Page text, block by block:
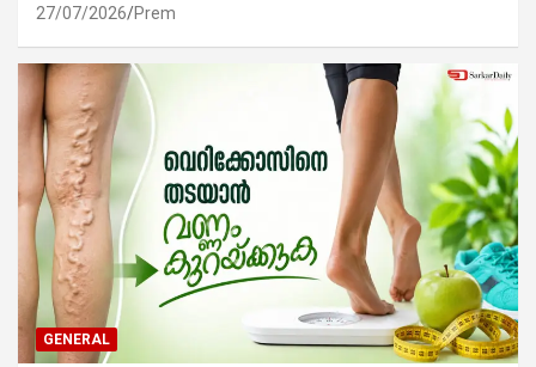
27/07/2026 Prem
GENERAL